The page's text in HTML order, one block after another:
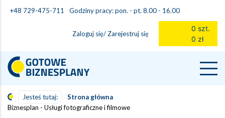
+48 729-475-711 Godziny pracy: pon. - pt. 8.00 - 16.00
Zaloguj się/ Zarejestruj się
0 szt.
0 zł
Jesteś tutaj:
Strona główna
Biznesplan - Usługi fotograficzne i filmowe